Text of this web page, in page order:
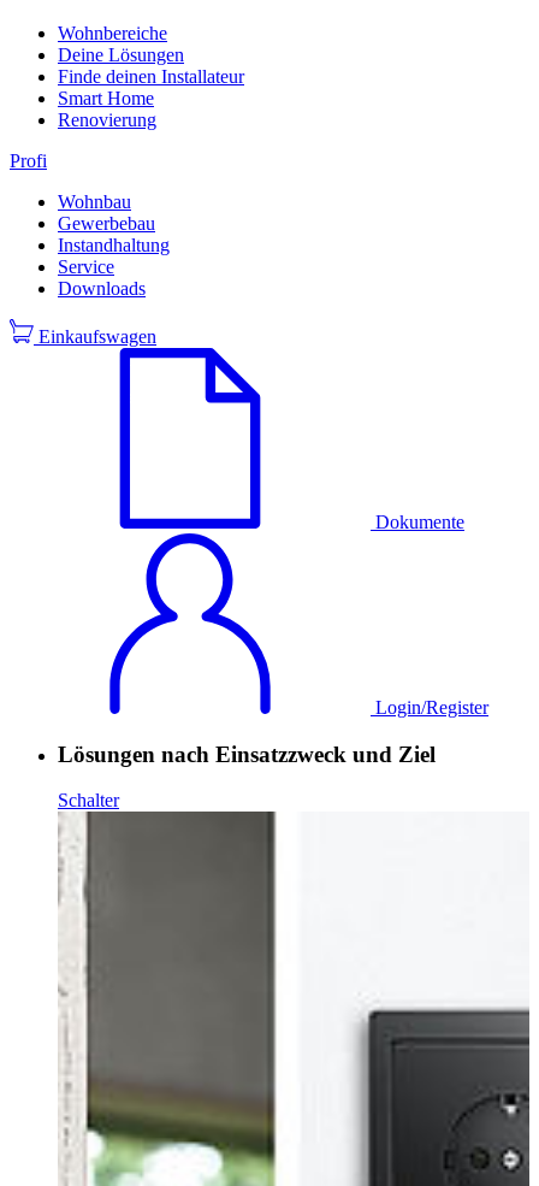
Wohnbereiche
Deine Lösungen
Finde deinen Installateur
Smart Home
Renovierung
Profi
Wohnbau
Gewerbebau
Instandhaltung
Service
Downloads
Einkaufswagen
Dokumente
Login/Register
Lösungen nach Einsatzzweck und Ziel
Schalter